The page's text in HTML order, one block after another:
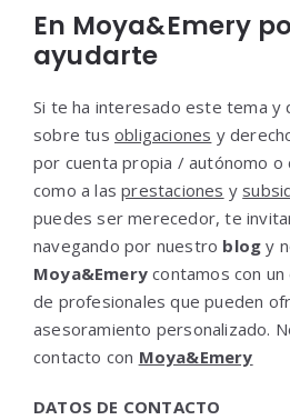
En Moya&Emery
ayudarte
Si te ha interesado este tema y
sobre tus obligaciones y
por cuenta propia / autónomo o
como a lasprestaciones y
puedes ser merecedor, te
navegando por nuestro blog y
Moya&Emery contamos con
de profesionales que pueden
asesoramiento personalizado.
contacto con Moya&Emery
DATOS DE CONTACTO